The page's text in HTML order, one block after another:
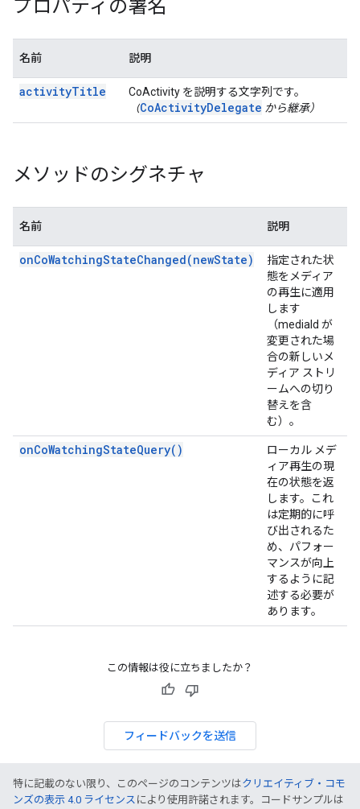
プロパティの署名
名前 説明
activityTitle
CoActivity を説明する文字列です。
（CoActivityDelegate から継承）
メソッドのシグネチャ
名前 説明
onCoWatchingStateChanged(newState)
指定された状
態をメディア
の再生に適用
します
（mediaId が
変更された場
合の新しいメ
ディア ストリ
ームへの切り
替えを含
む）。
onCoWatchingStateQuery()
ローカル メデ
ィア再生の現
在の状態を返
します。これ
は定期的に呼
び出されるた
め、パフォー
マンスが向上
するように記
述する必要が
あります。
この情報は役に立ちましたか？
フィードバックを送信
特に記載のない限り、このページのコンテンツはクリエイティブ・コモ
ンズの表示 4.0 ライセンス により使用許諾されます。コードサンプルは